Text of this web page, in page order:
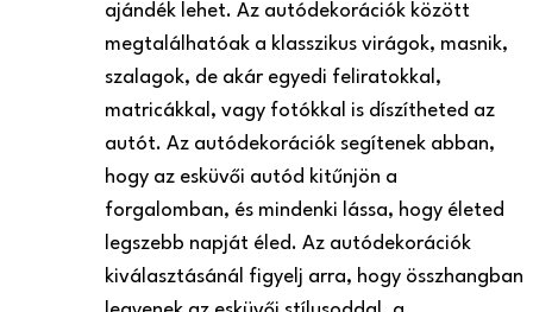
ajándék lehet. Az autódekorációk között
megtalálhatóak a klasszikus virágok, masnik,
szalagok, de akár egyedi feliratokkal,
matricákkal, vagy fotókkal is díszítheted az
autót. Az autódekorációk segítenek abban,
hogy az esküvői autód kitűnjön a
forgalomban, és mindenki lássa, hogy életed
legszebb napját éled. Az autódekorációk
kiválasztásánál figyelj arra, hogy összhangban